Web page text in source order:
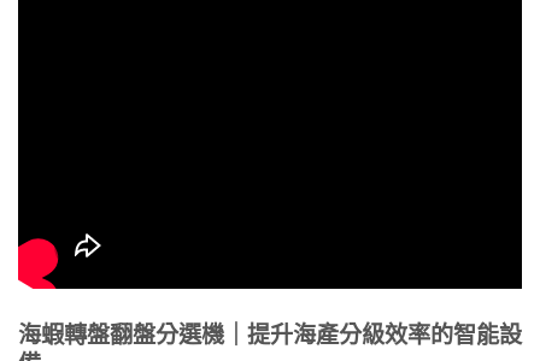
海蝦轉盤翻盤分選機｜提升海產分級效率的智能設